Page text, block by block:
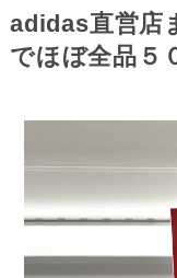
adidas直営店
でほぼ全品５